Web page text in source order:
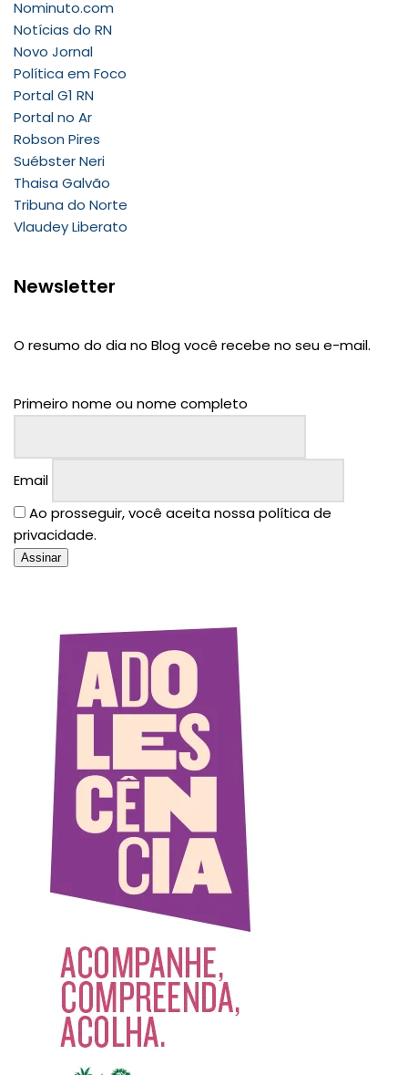
Nominuto.com
Notícias do RN
Novo Jornal
Política em Foco
Portal G1 RN
Portal no Ar
Robson Pires
Suébster Neri
Thaisa Galvão
Tribuna do Norte
Vlaudey Liberato
Newsletter
O resumo do dia no Blog você recebe no seu e-mail.
Primeiro nome ou nome completo
Email
Ao prosseguir, você aceita nossa política de
privacidade.